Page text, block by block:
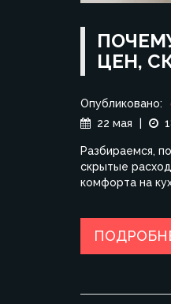
ЦЕН,
Опубликовано:
22 мая
Разбираемся,
скрытые
комфорта на